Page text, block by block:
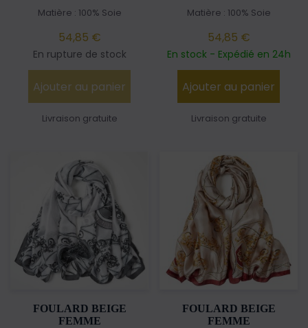
Matière : 100% Soie
54,85 €
En rupture de stock
Ajouter au panier
Livraison gratuite
Matière : 100% Soie
54,85 €
En stock - Expédié en 24h
Ajouter au panier
Livraison gratuite
FOULARD BEIGE
FEMME
FOULARD BEIGE
FEMME